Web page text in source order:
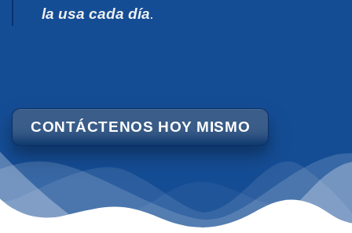
la usa cada día.
CONTÁCTENOS HOY MISMO